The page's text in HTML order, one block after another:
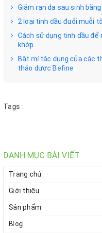
Giảm rạn da sau sinh
2 loại tinh dầu đuổi muỗi
Cách sử dụng tinh dầu
khớp
Bật mí tác dụng của các
thảo dược Befine
Tags :
DANH MỤC BÀI VIẾT
Trang chủ
Giới thiệu
Sản phẩm
Blog